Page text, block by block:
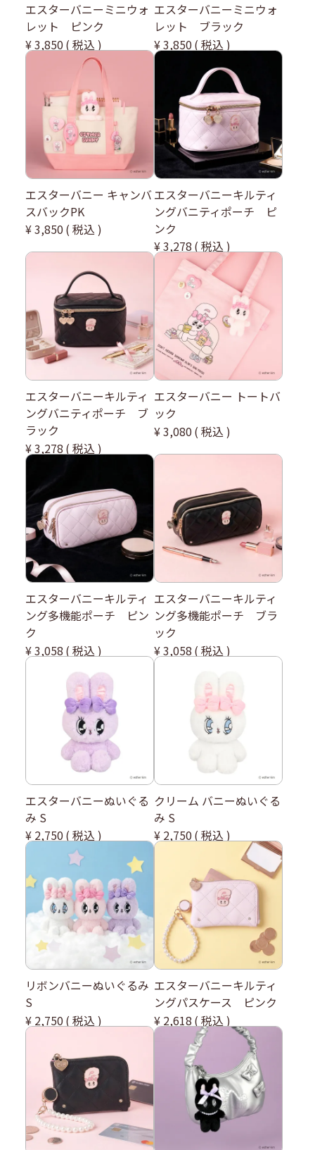
エスターバニーミニウォ
レット ピンク
¥3,850 税込
エスターバニーミニウォ
レット ブラック
¥3,850 税込
エスターバニー キャンバ
スバックPK
¥3,850 税込
エスターバニーキルティ
ングバニティポーチ ピ
ンク
¥3,278 税込
エスターバニーキルティ
ングバニティポーチ ブ
ラック
¥3,278 税込
エスターバニー トートバ
ック
¥3,080 税込
エスターバニーキルティ
ング多機能ポーチ ピン
ク
¥3,058 税込
エスターバニーキルティ
ング多機能ポーチ ブラ
ック
¥3,058 税込
エスターバニーぬいぐる
み S
¥ 2,750 税込
クリーム バニーぬいぐる
み S
¥ 2,750 税込
リボンバニーぬいぐるみ
S
¥ 2,750 税込
エスターバニーキルティ
ングパスケース ピンク
¥ 2,618 税込